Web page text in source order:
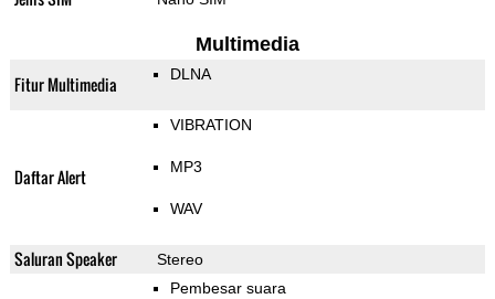
Multimedia
Fitur Multimedia DLNA
Daftar Alert
VIBRATION
MP3
WAV
Saluran Speaker Stereo
Pembesar suara